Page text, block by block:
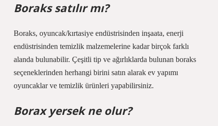
Boraks satılır mı?
Boraks, oyuncak/kırtasiye endüstrisinden inşaata, enerji
endüstrisinden temizlik malzemelerine kadar birçok farklı
alanda bulunabilir. Çeşitli tip ve ağırlıklarda bulunan boraks
seçeneklerinden herhangi birini satın alarak ev yapımı
oyuncaklar ve temizlik ürünleri yapabilirsiniz.
Borax yersek ne olur?